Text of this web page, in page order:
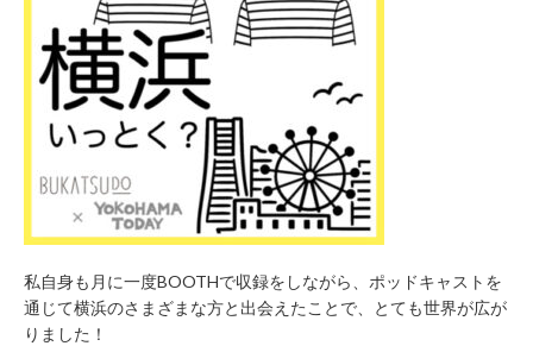
私自身も月に一度BOOTHで収録をしながら、ポッドキャストを
通じて横浜のさまざまな方と出会えたことで、とても世界が広が
りました！
プ
イ
シ
ー
ポ
リ